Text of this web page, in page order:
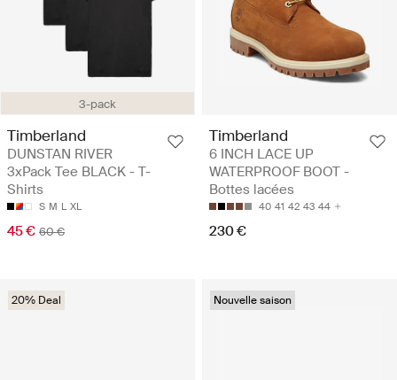
3-pack
Timberland
DUNSTAN RIVER
3xPack Tee BLACK - T-
Shirts
S M L XL
45 € 60 €
Timberland
6 INCH LACE UP
WATERPROOF BOOT -
Bottes lacées
40 41 42 43 44
230 €
20% Deal Nouvelle saison